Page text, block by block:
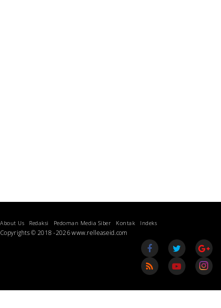
About Us Redaksi Pedoman Media Siber Kontak Indeks
Copyrights © 2018 -2026 www.relleaseid.com